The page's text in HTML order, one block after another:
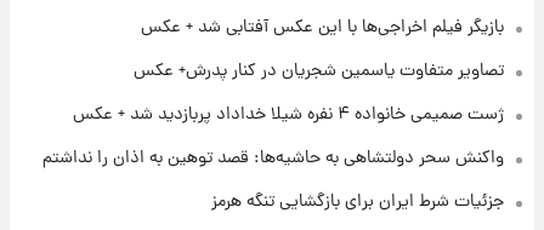
۱۷ ساعت پیش
فال قهوه روزانه پنجشنبه ۱۵ مرداد ماه ۱۴۰۵
بازیگر فیلم اخراجی‌ها با این عکس آفتابی شد + عکس
تصاویر متفاوت یاسمین شجریان در کنار پدرش+ عکس
ژست صمیمی خانواده ۴ نفره شیلا خداداد پربازدید شد + عکس
واکنش سحر دولتشاهی به حاشیه‌ها: قصد توهین به اذان را نداشتم
جزئیات شرط ایران برای بازگشایی تنگه هرمز